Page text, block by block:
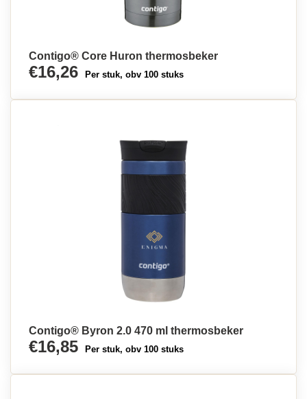
Contigo® Core Huron thermosbeker
€16,26 Per stuk, obv 100 stuks
Contigo® Byron 2.0 470 ml thermosbeker
€16,85 Per stuk, obv 100 stuks